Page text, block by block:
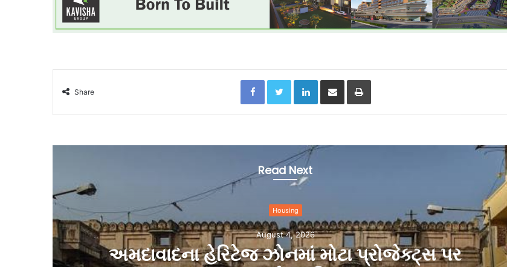
Share
FacebookTwitterLinkedInShare via Email Print
Read Next
Government
August 3, 2026
અમદાવાદની ડાયાફ્રોમ વોલ દુર્ઘટના: હાઈરાઈઝ